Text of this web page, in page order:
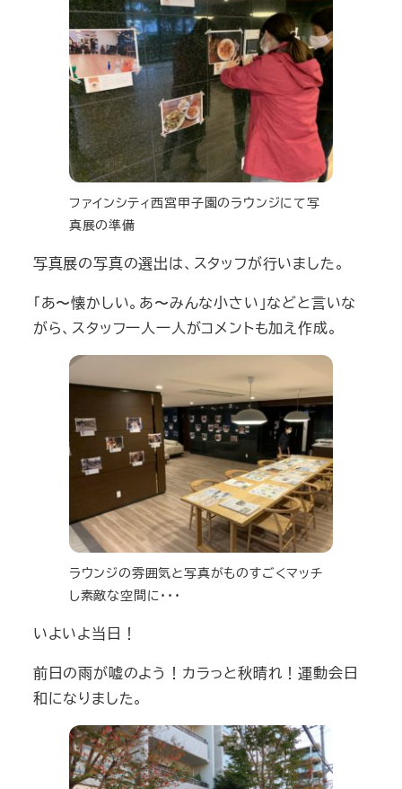
ファインシティ西宮甲子園のラウンジにて写
真展の準備
写真展の写真の選出は、スタッフが行いました。
「あ〜懐かしい。あ〜みんな小さい」などと言いな
がら、スタッフ一人一人がコメントも加え作成。
ラウンジの雰囲気と写真がものすごくマッチ
し素敵な空間に・・・
いよいよ当日！
前日の雨が嘘のよう！カラっと秋晴れ！運動会日
和になりました。